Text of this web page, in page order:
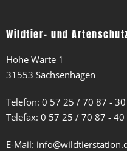
Wildtier- und
Hohe Warte 1
31553 Sachsenhagen
Telefon: 0 57 25 / 70 87 - 30
Telefax: 0 57 25 / 70 87 - 40
E-Mail: